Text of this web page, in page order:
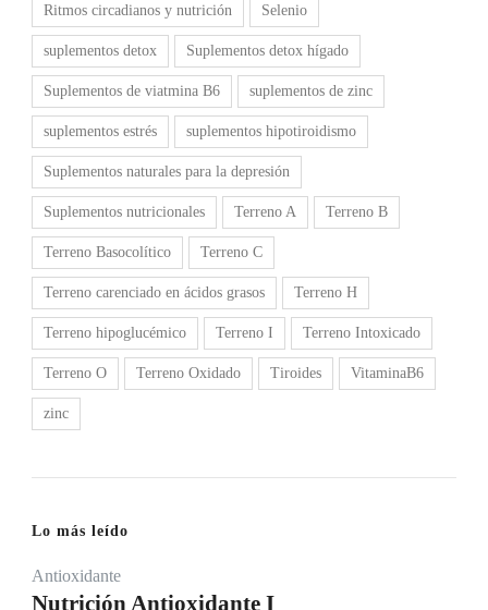
Ritmos circadianos y nutrición Selenio
suplementos detox Suplementos detox hígado
Suplementos de viatmina B6 suplementos de zinc
suplementos estrés suplementos hipotiroidismo
Suplementos naturales para la depresión
Suplementos nutricionales Terreno A Terreno B
Terreno Basocolítico Terreno C
Terreno carenciado en ácidos grasos Terreno H
Terreno hipoglucémico Terreno I Terreno Intoxicado
Terreno O Terreno Oxidado Tiroides VitaminaB6
zinc
Lo más leído
Antioxidante
Nutrición Antioxidante I